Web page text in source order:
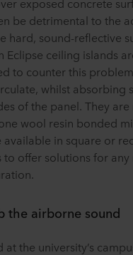
be detrimental to the
hard, sound-reflective
Eclipse ceiling islands
to counter this
whilst absorbing
of the panel. They
wool resin bonded
available in square or
to offer solutions for any
the airborne sound
at the university’s